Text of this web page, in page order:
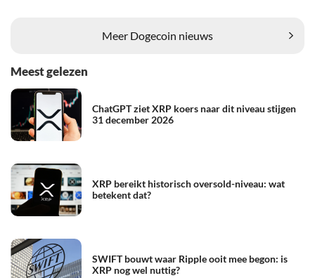
Meer Dogecoin nieuws
Meest gelezen
ChatGPT ziet XRP koers naar dit niveau stijgen
31 december 2026
XRP bereikt historisch oversold-niveau: wat
betekent dat?
SWIFT bouwt waar Ripple ooit mee begon: is
XRP nog wel nuttig?